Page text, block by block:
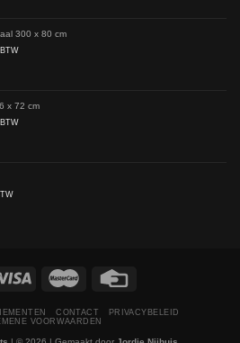
300 x 80 cm
x 72 cm
CONTACT
PRIVACYBELEID
VOORWAARDEN